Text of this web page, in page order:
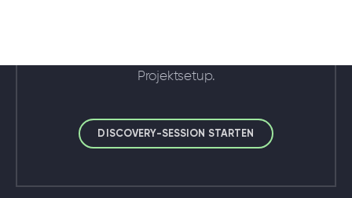
Projektsetup.
DISCOVERY-SESSION STARTEN